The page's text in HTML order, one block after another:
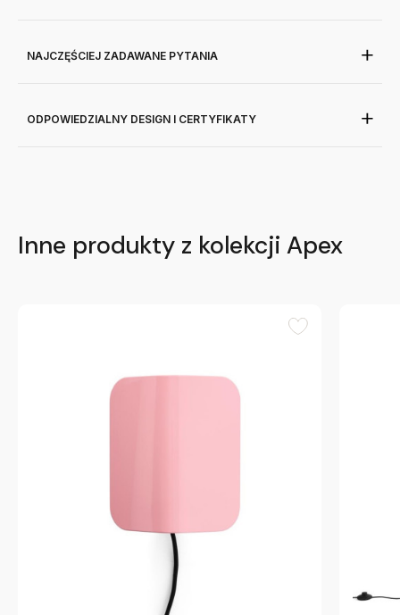
NAJCZĘŚCIEJ ZADAWANE PYTANIA
ODPOWIEDZIALNY DESIGN I CERTYFIKATY
Inne produkty z kolekcji Apex